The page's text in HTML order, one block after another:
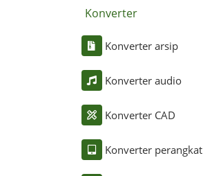
Konverter
Konverter arsip
Konverter audio
Konverter CAD
Konverter perangkat